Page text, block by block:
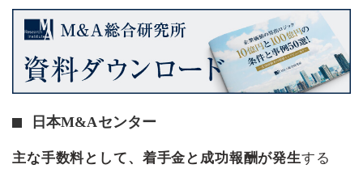
日本M&Aセンター
主な手数料として、着手金と成功報酬が発生する